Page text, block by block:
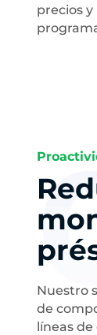
precios
Nuestro
de
líneas